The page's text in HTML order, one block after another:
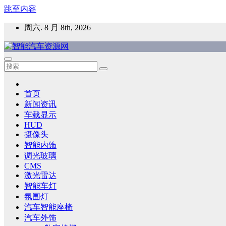
跳至内容
周六. 8 月 8th, 2026
智能汽车资源网
智能表面，智能内饰，新能源汽车，HMI，人车交互，智能车
首页
新闻资讯
车载显示
HUD
摄像头
智能内饰
调光玻璃
CMS
激光雷达
智能车灯
氛围灯
汽车智能座椅
汽车外饰